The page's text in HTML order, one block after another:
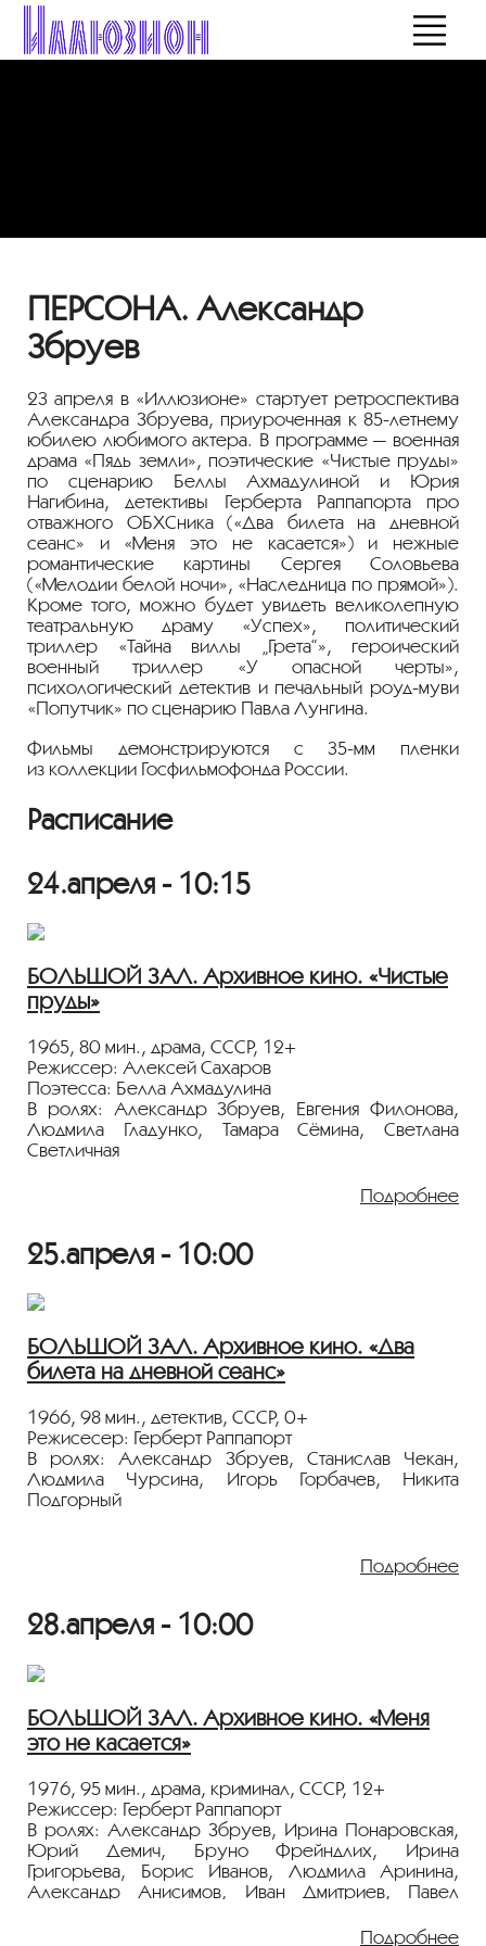
ПЕРСОНА. Александр
Збруев
23 апреля в «Иллюзионе» стартует ретроспектива
Александра Збруева, приуроченная к 85-летнему
юбилею любимого актера. В программе — военная
драма «Пядь земли», поэтические «Чистые пруды»
по сценарию Беллы Ахмадулиной и Юрия
Нагибина, детективы Герберта Раппапорта про
отважного ОБХСника («Два билета на дневной
сеанс» и «Меня это не касается») и нежные
романтические картины Сергея Соловьева
(«Мелодии белой ночи», «Наследница по прямой»).
Кроме того, можно будет увидеть великолепную
театральную драму «Успех», политический
триллер «Тайна виллы „Грета“», героический
военный триллер «У опасной черты»,
психологический детектив и печальный роуд-муви
«Попутчик» по сценарию Павла Лунгина.
Фильмы демонстрируются с35-мм пленки
из коллекции Госфильмофонда России.
Расписание
24.апреля - 10:15
БОЛЬШОЙ ЗАЛ. Архивное кино. «Чистые
пруды»
1965, 80 мин., драма, СССР, 12+
Режиссер: Алексей Сахаров
Поэтесса: Белла Ахмадулина
В ролях: Александр Збруев, Евгения Филонова,
Людмила Гладунко, Тамара Сёмина, Светлана
Светличная
Четверо неразлучных друзей — Сережа, Нина,
Оська и Женя — все свое школьное детство
в своей любимой беседке они мечтают о будущем,
клянутся друг другу в верности и пока не знают, что
завтра грянет война и они станут участниками
страшных событий… Поэтическая биография
поколения молодых довоенного и военного
времени...
Госфильмофонда России.
Лента представлена в рамках программы
«ПЕРСОНА. Александр Збруев» .
Подробнее
25.апреля - 10:00
БОЛЬШОЙ ЗАЛ. Архивное кино. «Два
билета на дневной сеанс»
1966, 98 мин., детектив, СССР, 0+
Режисесер: Герберт Раппапорт
В ролях: Александр Збруев, Станислав Чекан,
Людмила Чурсина, Игорь Горбачев, Никита
Подгорный
махинациями, обнаружены билеты на один сеанс в
кинотеатр «Ударник». Более того, оба билета
дни. Оперативникам это кажется странным, и
начальство поручает молодому сотруднику ОБХС
Алешину все выяснить. Тот внедряется в банду.
Стильный советский нуар с замечательным
Станиславом Чеканом в отрицательной роли.
Показ пройдёт с плёнки 35 мм из коллекции
Лента представлена в рамках
программы«ПЕРСОНА. Александр Збруев»
Подробнее
28.апреля - 10:00
БОЛЬШОЙ ЗАЛ. Архивное кино. «Меня
это не касается»
1976, 95 мин., драма, криминал, СССР, 12+
Режиссер: Герберт Раппапорт
В ролях: Александр Збруев, Ирина Понаровская,
Юрий Демич, Бруно Фрейндлих, Ирина
Григорьева, Борис Иванов, Людмила Аринина,
Александр Анисимов, Иван Дмитриев, Павел
Подробнее